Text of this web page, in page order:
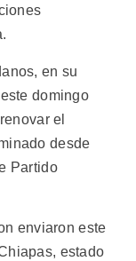
en su
domingo
el
desde
Partido
enviaron este
estado